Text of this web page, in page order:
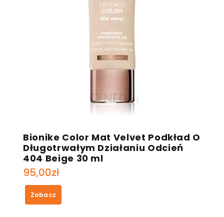
Bionike Color Mat Velvet Podkład O
Długotrwałym Działaniu Odcień
404 Beige 30 ml
95,00zł
Zobacz